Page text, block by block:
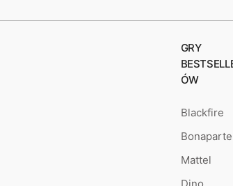
GRY
ÓW
Blackfire
Bonaparte
Mattel